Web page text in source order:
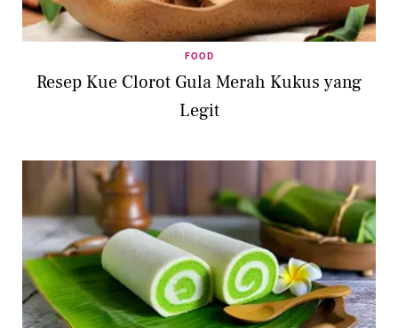
FOOD
Resep Kue Clorot Gula Merah Kukus yang
Legit